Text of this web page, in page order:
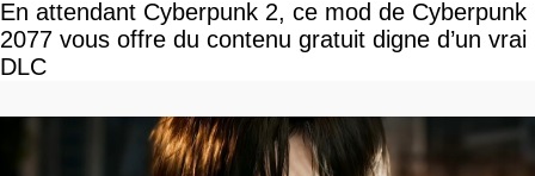
En attendant Cyberpunk 2, ce mod de Cyberpunk
2077 vous offre du contenu gratuit digne d’un vrai
DLC